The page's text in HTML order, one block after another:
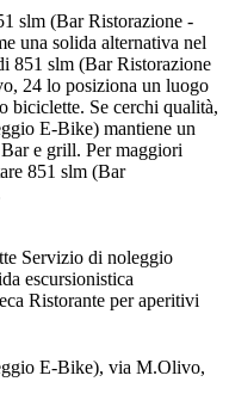
slm (Bar Ristorazione -
una solida alternativa nel
851 slm (Bar Ristorazione
24 lo posiziona un luogo
biciclette. Se cerchi qualità,
E-Bike) mantiene un
e grill. Per maggiori
851 slm (Bar
Servizio di noleggio
escursionistica
Ristorante per aperitivi
E-Bike), via M.Olivo,